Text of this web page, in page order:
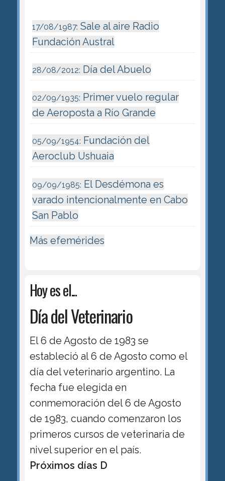
17/08/1987: Sale al aire Radio
Fundación Austral
28/08/2012: Día del Abuelo
02/09/1935: Primer vuelo regular
de Aeroposta a Río Grande
05/09/1954: Fundación del
Aeroclub Ushuaia
09/09/1985: El Desdémona es
varado intencionalmente en Cabo
San Pablo
Más efemérides
Hoy es el...
Día del Veterinario
El 6 de Agosto de 1983 se
estableció al 6 de Agosto como el
día del veterinario argentino. La
fecha fue elegida en
conmemoración del 6 de Agosto
de 1983, cuando comenzaron los
primeros cursos de veterinaria de
nivel superior en el país.
Próximos días D